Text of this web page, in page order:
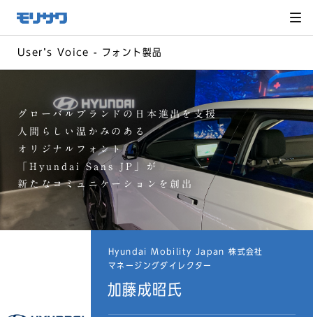
メ
ニュー
飛ばし
へ移動
Userʼs Voice - フォント製品
グローバルブランドの日本進出を支援
人間らしい温かみのある
オリジナルフォント
「Hyundai Sans JP」が
新たなコミュニケーションを創出
Hyundai Mobility Japan 株式会社
マネージングダイレクター
加藤成昭氏